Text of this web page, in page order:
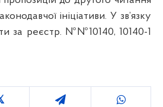
ініціативи. У зв’язку
за реєстр. №№10140, 10140-1